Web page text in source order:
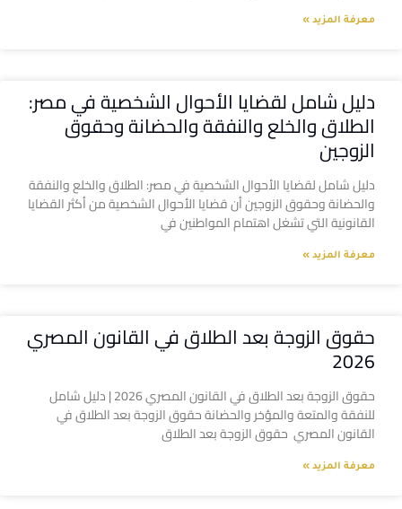
معرفة المزيد »
دليل شامل لقضايا الأحوال الشخصية في مصر:
الطلاق والخلع والنفقة والحضانة وحقوق
الزوجين
دليل شامل لقضايا الأحوال الشخصية في مصر: الطلاق والخلع والنفقة
والحضانة وحقوق الزوجين أن قضايا الأحوال الشخصية من أكثر القضايا
القانونية التي تشغل اهتمام المواطنين في
معرفة المزيد »
حقوق الزوجة بعد الطلاق في القانون المصري
2026
حقوق الزوجة بعد الطلاق في القانون المصري 2026 | دليل شامل
للنفقة والمتعة والمؤخر والحضانة حقوق الزوجة بعد الطلاق في
القانون المصري حقوق الزوجة بعد الطلاق
معرفة المزيد »